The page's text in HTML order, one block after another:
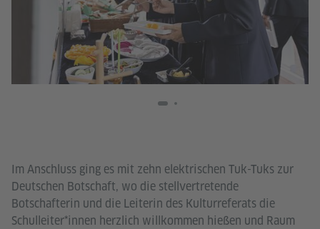
Im Anschluss ging es mit zehn elektrischen Tuk-Tuks zur
Deutschen Botschaft, wo die stellvertretende
Botschafterin und die Leiterin des Kulturreferats die
Schulleiter*innen herzlich willkommen hießen und Raum